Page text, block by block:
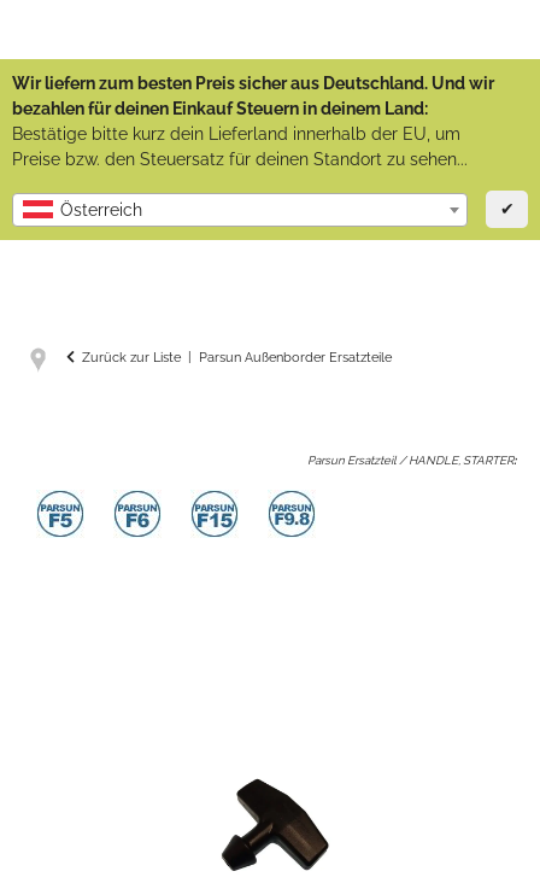
Wir liefern zum besten Preis sicher aus Deutschland. Und wir
bezahlen für deinen Einkauf Steuern in deinem Land:
Bestätige bitte kurz dein Lieferland innerhalb der EU, um
Preise bzw. den Steuersatz für deinen Standort zu sehen...
Österreich ✔
Zurück zur Liste Parsun Außenborder Ersatzteile
Parsun Ersatzteil / HANDLE, STARTER: